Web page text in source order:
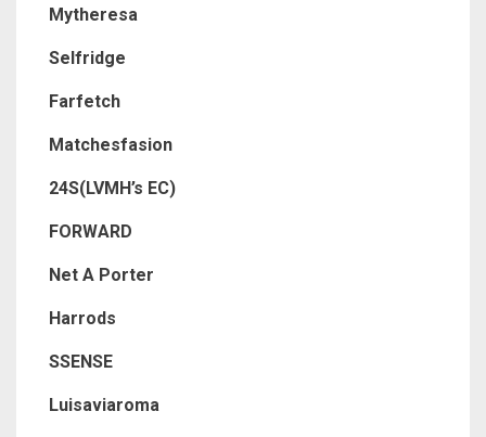
Mytheresa
Selfridge
Farfetch
Matchesfasion
24S(LVMH’s EC)
FORWARD
Net A Porter
Harrods
SSENSE
Luisaviaroma